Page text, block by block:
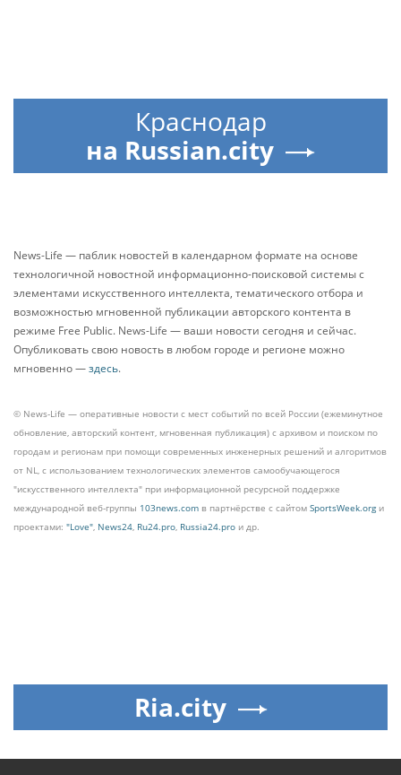
Краснодар
на Russian.city
News-Life — паблик новостей в календарном формате на основе
технологичной новостной информационно-поисковой системы с
элементами искусственного интеллекта, тематического отбора и
возможностью мгновенной публикации авторского контента в
режиме Free Public. News-Life — ваши новости сегодня и сейчас.
Опубликовать свою новость в любом городе и регионе можно
мгновенно —здесь.
© News-Life — оперативные новости с мест событий по всей России (ежеминутное
обновление, авторский контент, мгновенная публикация) с архивом и поиском по
городам и регионам при помощи современных инженерных решений и алгоритмов
от NL, с использованием технологических элементов самообучающегося
"искусственного интеллекта" при информационной ресурсной поддержке
международной веб-группы 103news.com в партнёрстве с сайтом SportsWeek.orgи
проектами: "Love", News24, Ru24.pro, Russia24.pro и др.
Ria.city